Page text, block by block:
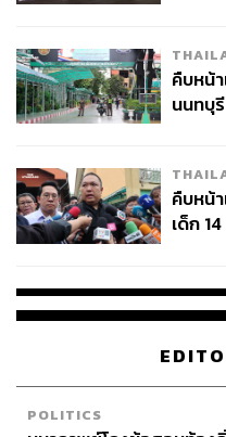
คืบหน้
นนทบุ
คืบหน้
เด็ก
POLITICS